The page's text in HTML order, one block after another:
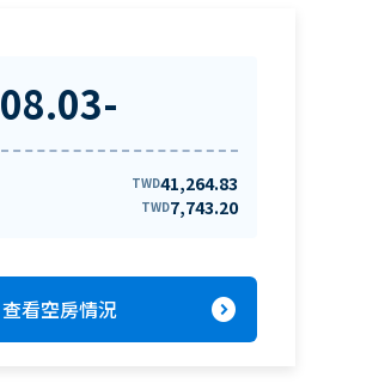
-
TWD41,264.83
TWD7,743.20
查看空房情況 expand_circle_right